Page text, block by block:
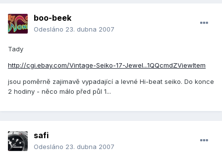
boo-beek
Odesláno 23. dubna 2007
Tady
http://cgi.ebay.com/Vintage-Seiko-17-Jewel...1QQcmdZViewItem
jsou poměrně zajimavě vypadající a levné Hi-beat seiko. Do konce
2 hodiny - něco málo před půl 1...
safi
Odesláno 23. dubna 2007